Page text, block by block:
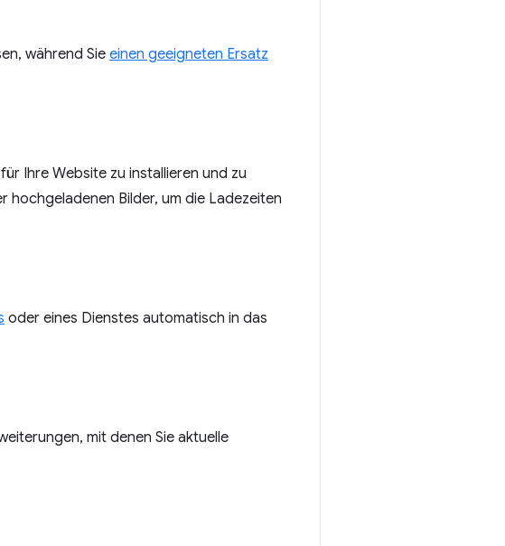
während Sie einen geeigneten Ersatz
für Ihre Website zu installieren und zu
hochgeladenen Bilder, um die Ladezeiten
oder eines Dienstes automatisch in das
mit denen Sie aktuelle